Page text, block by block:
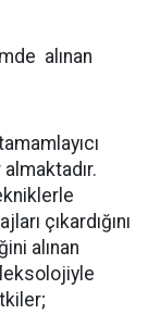
alınan
çıkardığını
alınan